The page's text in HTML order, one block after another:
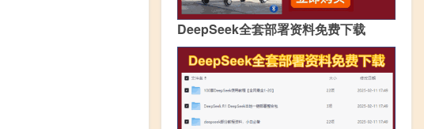
DeepSeek全套部署资料免费下载